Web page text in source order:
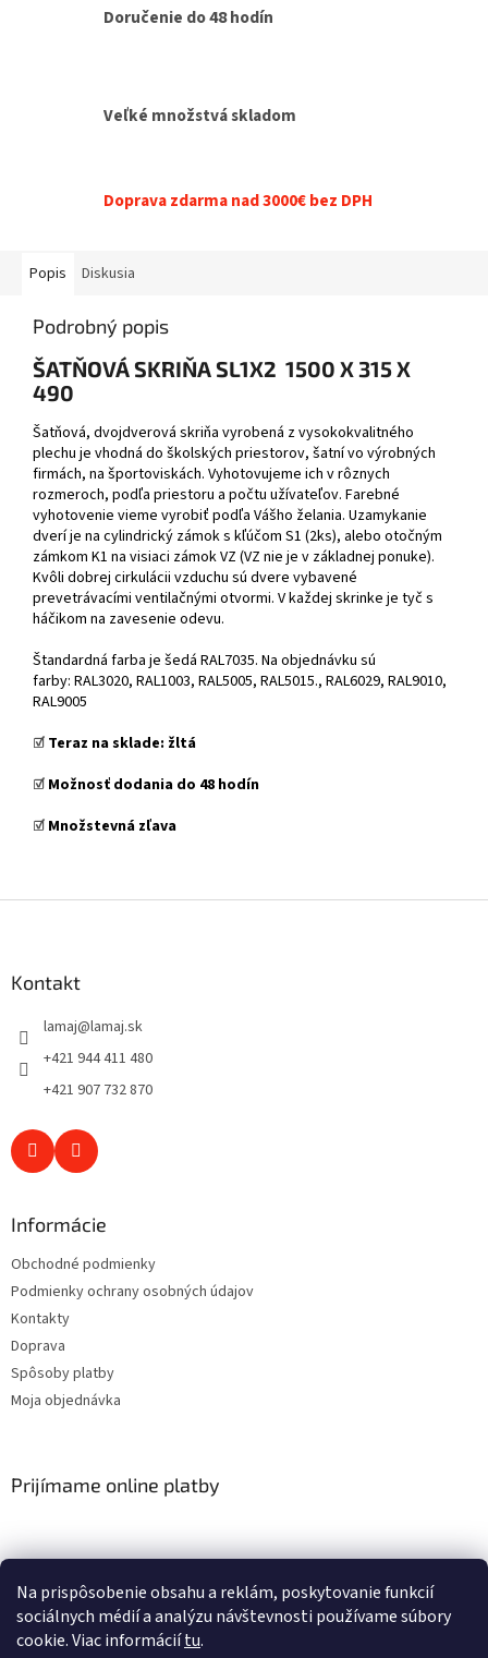
Na prispôsobenie obsahu a reklám, poskytovanie funkcií
sociálnych médií a analýzu návštevnosti používame súbory
cookie. Viac informáciítu.
Doručenie do 48 hodín
Veľké množstvá skladom
Doprava zdarma nad 3000€ bez DPH
Popis Diskusia
Podrobný popis
ŠATŇOVÁ SKRIŇA SL1X2 1500 X 315 X
490
Šatňová, dvojdverová skriňa vyrobená z vysokokvalitného
plechu je vhodná do školských priestorov, šatní vo výrobných
firmách, na športoviskách. Vyhotovujeme ich v rôznych
rozmeroch, podľa priestoru a počtu užívateľov. Farebné
vyhotovenie vieme vyrobiť podľa Vášho želania. Uzamykanie
dverí je na cylindrický zámok s kľúčom S1 (2ks), alebo otočným
zámkom K1 na visiaci zámok VZ (VZ nie je v základnej ponuke).
Kvôli dobrej cirkulácii vzduchu sú dvere vybavené
prevetrávacími ventilačnými otvormi. V každej skrinke je tyč s
háčikom na zavesenie odevu.
Štandardná farba je šedá RAL7035. Na objednávku sú
farby: RAL3020, RAL1003, RAL5005, RAL5015., RAL6029, RAL9010,
RAL9005
☑️ Teraz na sklade: žltá
☑️ Možnosť dodania do 48 hodín
☑️ Množstevná zľava
Kontakt
lamaj@lamaj.sk
+421 944 411 480
+421 907 732 870
Informácie
Obchodné podmienky
Podmienky ochrany osobných údajov
Kontakty
Doprava
Spôsoby platby
Moja objednávka
Prijímame online platby